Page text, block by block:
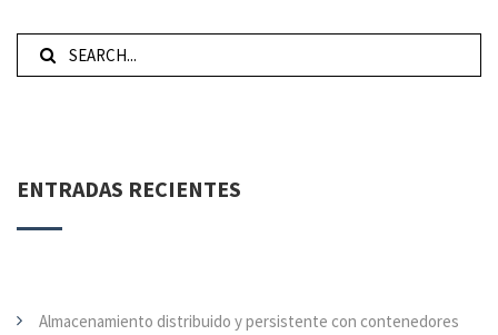
ENTRADAS RECIENTES
Almacenamiento distribuido y persistente con contenedores